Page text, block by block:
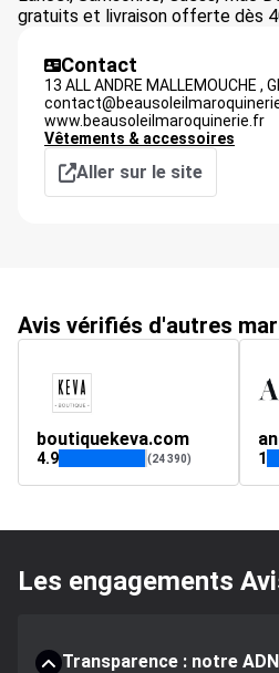
gratuits et livraison offerte dès
Contact
13 ALL ANDRE MALLEMOUCHE ,
www.beausoleilmaroquinerie.fr
Vêtements & accessoires
Aller sur le site
Avis vérifiés d'autres
boutiquekeva.com
4.9 (24 390) 1
Les engagements
Transparence : notre